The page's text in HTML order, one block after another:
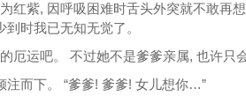
红紫, 因呼吸困难时舌头外突就不敢再
时我已无知无觉了。
厄运吧。 不过她不是爹爹亲属, 也许只
而下。 “爹爹! 爹爹! 女儿想你…”